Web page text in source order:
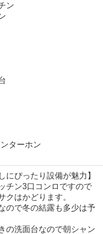
ン
ターホン
にぴったり設備が魅力】
チン3口コンロですので
クはかどります。
ので冬の結露も多少は予
の洗面台なので朝シャン